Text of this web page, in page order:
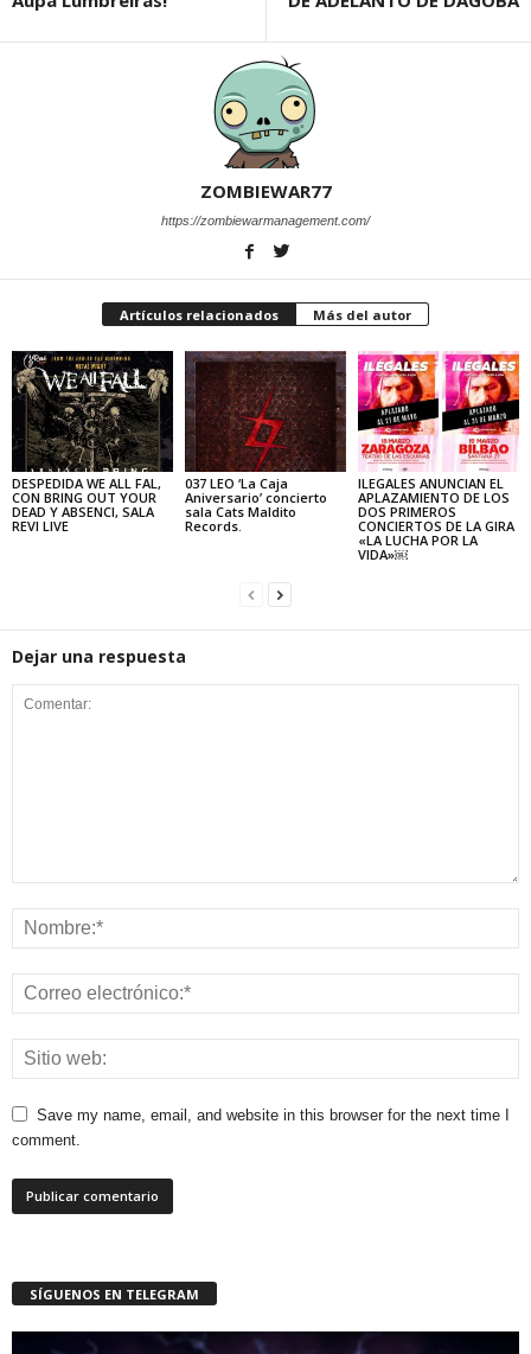
ZOMBIEWAR77
https://zombiewarmanagement.com/
Artículos relacionados Más del autor
DESPEDIDA WE ALL FAL,
CON BRING OUT YOUR
DEAD Y ABSENCI, SALA
REVI LIVE
037 LEO ‘La Caja
Aniversario’ concierto
sala Cats Maldito
Records.
ILEGALES ANUNCIAN EL
APLAZAMIENTO DE LOS
DOS PRIMEROS
CONCIERTOS DE LA GIRA
«LA LUCHA POR LA
VIDA»￼
Dejar una respuesta
Save my name, email, and website in this browser for the next time I
comment.
SÍGUENOS EN TELEGRAM